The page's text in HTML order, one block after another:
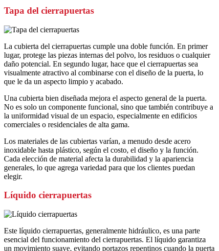
Tapa del cierrapuertas
La cubierta del cierrapuertas cumple una doble función. En primer
lugar, protege las piezas internas del polvo, los residuos o cualquier
daño potencial. En segundo lugar, hace que el cierrapuertas sea
visualmente atractivo al combinarse con el diseño de la puerta, lo
que le da un aspecto limpio y acabado.
Una cubierta bien diseñada mejora el aspecto general de la puerta.
No es solo un componente funcional, sino que también contribuye a
la uniformidad visual de un espacio, especialmente en edificios
comerciales o residenciales de alta gama.
Los materiales de las cubiertas varían, a menudo desde acero
inoxidable hasta plástico, según el costo, el diseño y la función.
Cada elección de material afecta la durabilidad y la apariencia
generales, lo que agrega variedad para que los clientes puedan
elegir.
Líquido cierrapuertas
Este líquido cierrapuertas, generalmente hidráulico, es una parte
esencial del funcionamiento del cierrapuertas. El líquido garantiza
un movimiento suave, evitando portazos repentinos cuando la puerta